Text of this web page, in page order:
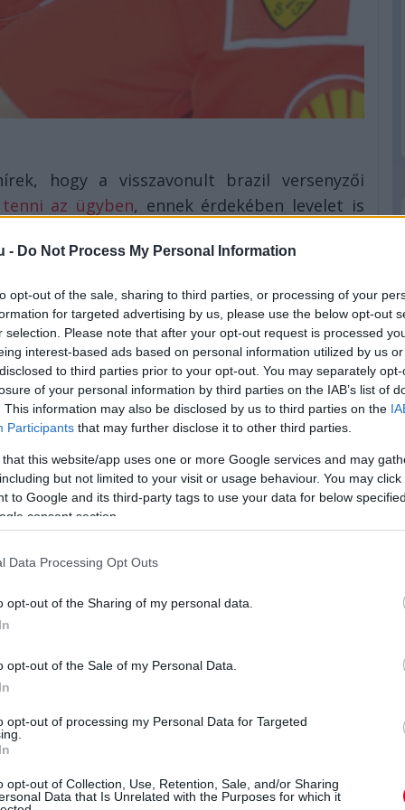
- Do Not Process My Personal Information
opt-out of the sale, sharing to third parties, or processing of your
for targeted advertising by us, please use the below opt-out
selection. Please note that after your opt-out request is processed
interest-based ads based on personal information utilized by us
to third parties prior to your opt-out. You may separately
of your personal information by third parties on the IAB’s list of
This information may also be disclosed by us to third parties on the
Participants that may further disclose it to other third parties.
that this website/app uses one or more Google services and may
but not limited to your visit or usage behaviour. You may
to Google and its third-party tags to use your data for below
consent section.
Data Processing Opt Outs
opt-out of the Sharing of my personal data.
opt-out of the Sale of my Personal Data.
opt-out of processing my Personal Data for Targeted
opt-out of Collection, Use, Retention, Sale, and/or Sharing
Data that Is Unrelated with the Purposes for which it
hogy a visszavonult brazil versenyzői
az ügyben, ennek érdekében levelet is
Stefano Domenicali ironikus
idején a Ferrari csapatfőnöke volt. Massa
érdekelt – erre az FIA
esélye –, sokkal inkább kompenzációt vár.
jelenlegi F1-es vezetőjét, Frederic Vasseurt
beszélni a kérdésről, bár azt megjegyezte,
adni a címet:
ezt az ügyet, mivel jó kapcsolatot ápolok
a körülmények teljesen rendkívüliek
csak Felipe ügyében, hogy szerintem
a kockás zászlónál megtudjuk az esemény
nem akarom kommentálni az ügyet, de
valamit. Annak sem vagyok nagy
az eredmény.”
az alábbi gombokkal: